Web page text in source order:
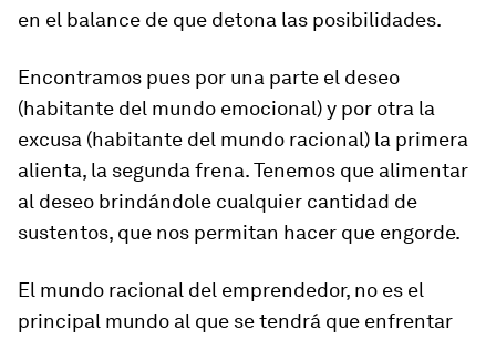
en el balance de que detona las posibilidades.
Encontramos pues por una parte el deseo
(habitante del mundo emocional) y por otra la
excusa (habitante del mundo racional) la primera
alienta, la segunda frena. Tenemos que alimentar
al deseo brindándole cualquier cantidad de
sustentos, que nos permitan hacer que engorde.
El mundo racional del emprendedor, no es el
principal mundo al que se tendrá que enfrentar